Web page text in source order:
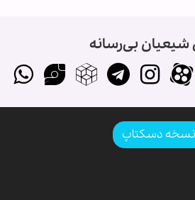
بی‌رسانه
نسخه دسکتاپ